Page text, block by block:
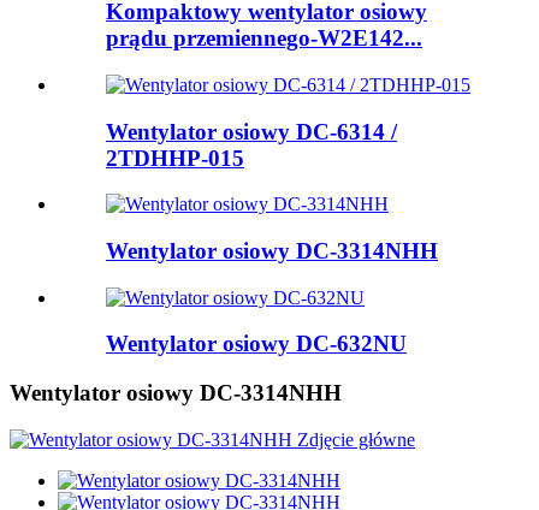
Kompaktowy wentylator osiowy
prądu przemiennego-W2E142...
Wentylator osiowy DC-6314 /
2TDHHP-015
Wentylator osiowy DC-3314NHH
Wentylator osiowy DC-632NU
Wentylator osiowy DC-3314NHH